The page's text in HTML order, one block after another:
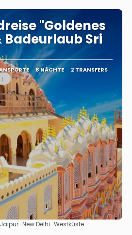
"Goldenes
Badeurlaub Sri
8 NÄCHTE 2 TRANSFERS
Sehen
· New Delhi · Westküste